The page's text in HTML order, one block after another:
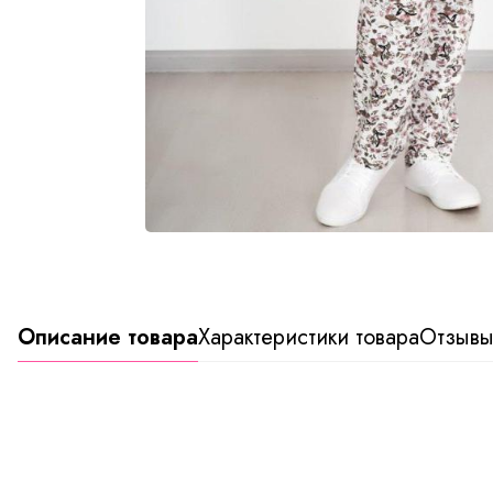
Описание товараХарактеристики товараОтзывы